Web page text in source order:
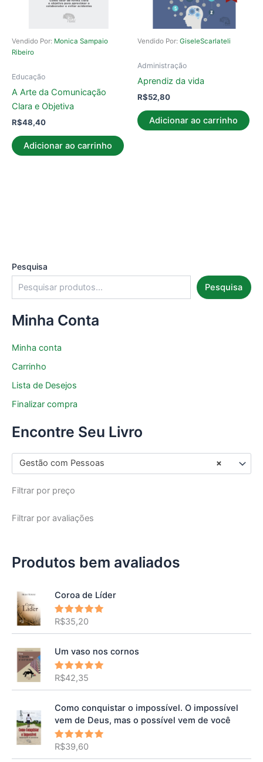
Pesquisa
Pesquisa
Minha Conta
Minha conta
Carrinho
Lista de Desejos
Finalizar compra
Encontre Seu Livro
×
Gestão com Pessoas
Filtrar por preço
Filtrar por avaliações
Produtos bem avaliados
Coroa de Líder
Avaliação
de 5
R$35,20
Um vaso nos cornos
Avaliação
de 5
R$42,35
Como conquistar o impossível. O impossível
vem de Deus, mas o possível vem de você
Avaliação
de 5
R$39,60
Vendido Por: Monica Sampaio
Ribeiro
Educação
A Arte da Comunicação
Clara e Objetiva
R$48,40
Adicionar ao carrinho
Vendido Por: GiseleScarlateli
Administração
Aprendiz da vida
R$52,80
Adicionar ao carrinho